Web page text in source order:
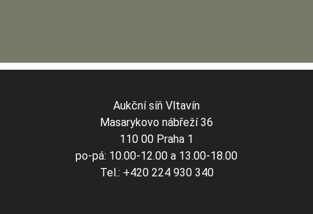
Aukční síň Vltavín
Masarykovo nábřeží 36
110 00 Praha 1
po-pá: 10.00-12.00 a 13.00-18.00
Tel.: +420 224 930 340